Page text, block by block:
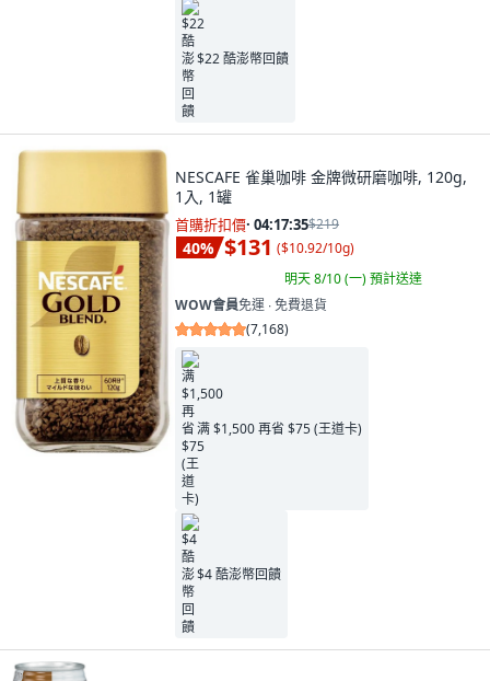
$22 酷澎幣回饋
NESCAFE 雀巢咖啡 金牌微研磨咖啡, 120g,
1入, 1罐
首購折扣價· 04:17:34$219
40% $131 ($10.92/10g)
明天 8/10 (一)預計送達
WOW會員免運 ∙ 免費退貨
(7,168)
满 $1,500 再省 $75 (王道卡)
$4 酷澎幣回饋